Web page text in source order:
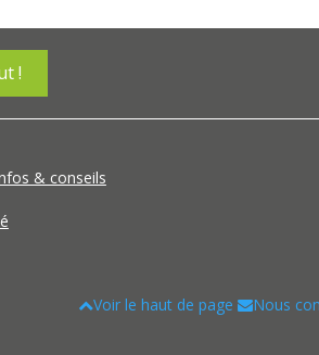
Voir le haut de page Nous
& conseils